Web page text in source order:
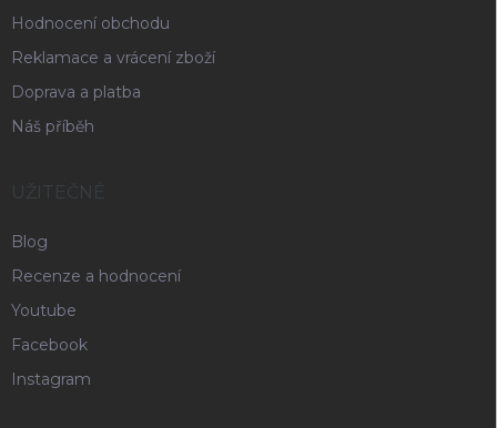
Hodnocení obchodu
Reklamace a vrácení zboží
Doprava a platba
Náš příběh
UŽITEČNÉ
Blog
Recenze a hodnocení
Youtube
Facebook
Instagram